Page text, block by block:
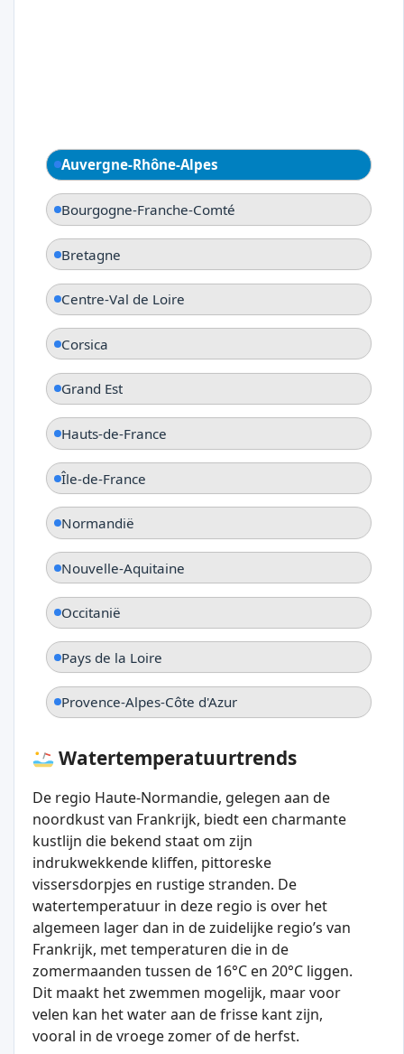
Auvergne-Rhône-Alpes
Bourgogne-Franche-Comté
Bretagne
Centre-Val de Loire
Corsica
Grand Est
Hauts-de-France
Île-de-France
Normandië
Nouvelle-Aquitaine
Occitanië
Pays de la Loire
Provence-Alpes-Côte d'Azur
Watertemperatuurtrends
De regio Haute-Normandie, gelegen aan de
noordkust van Frankrijk, biedt een charmante
kustlijn die bekend staat om zijn
indrukwekkende kliffen, pittoreske
vissersdorpjes en rustige stranden. De
watertemperatuur in deze regio is over het
algemeen lager dan in de zuidelijke regio’s van
Frankrijk, met temperaturen die in de
zomermaanden tussen de 16°C en 20°C liggen.
Dit maakt het zwemmen mogelijk, maar voor
velen kan het water aan de frisse kant zijn,
vooral in de vroege zomer of de herfst.